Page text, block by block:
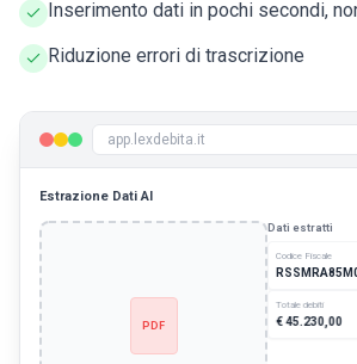
Inserimento dati in pochi secondi,
Riduzione errori di trascrizione
app.lexdebita.it
Estrazione Dati AI
PDF
Dati estratti
Codice Fiscale
Totale debiti
€ 45.230,00